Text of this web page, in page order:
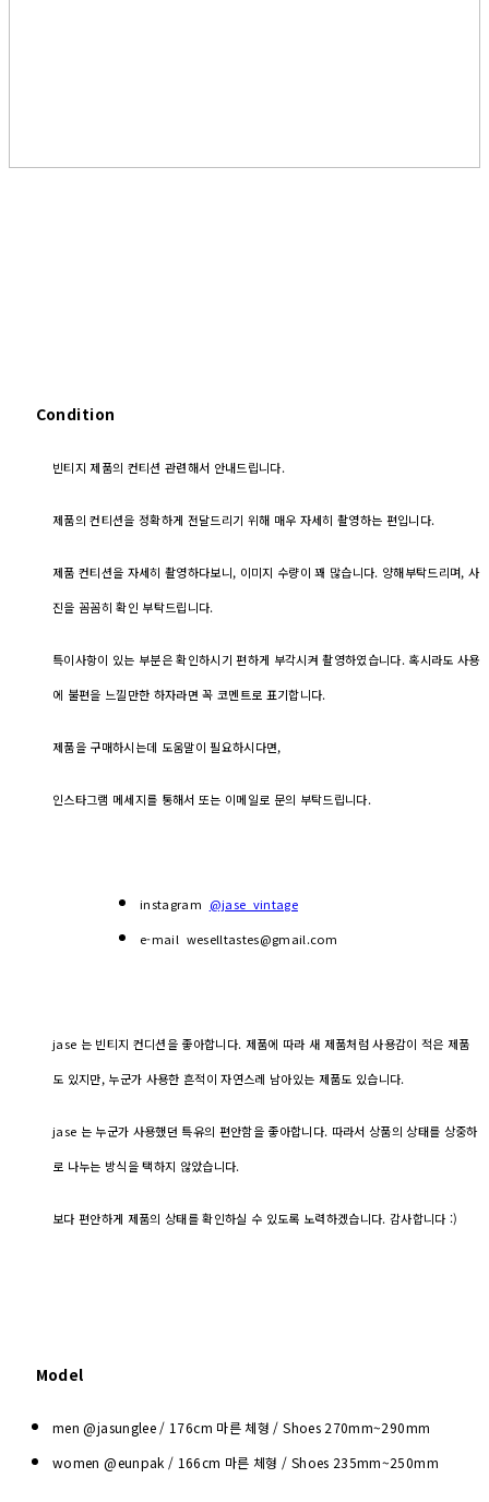
Condition
빈티지 제품의 컨티션 관련해서 안내드립니다.
제품의 컨티션을 정확하게 전달드리기 위해 매우 자세히 촬영하는 편입니다.
제품 컨티션을 자세히 촬영하다보니, 이미지 수량이 꽤 많습니다. 양해부탁드리며, 사
진을 꼼꼼히 확인 부탁드립니다.
특이사항이 있는 부분은 확인하시기 편하게 부각시켜 촬영하였습니다. 혹시라도 사용
에 불편을 느낄만한 하자라면 꼭 코멘트로 표기합니다.
제품을 구매하시는데 도움말이 필요하시다면,
인스타그램 메세지를 통해서 또는 이메일로 문의 부탁드립니다.
instagram @jase_vintage
e-mail weselltastes@gmail.com
jase 는 빈티지 컨디션을 좋아합니다. 제품에 따라 새 제품처럼 사용감이 적은 제품
도 있지만, 누군가 사용한 흔적이 자연스레 남아있는 제품도 있습니다.
jase 는 누군가 사용했던 특유의 편안함을 좋아합니다. 따라서 상품의 상태를 상중하
로 나누는 방식을 택하지 않았습니다.
보다 편안하게 제품의 상태를 확인하실 수 있도록 노력하겠습니다. 감사합니다 :)
Model
men @jasunglee / 176cm 마른 체형 / Shoes 270mm~290mm
women @eunpak / 166cm 마른 체형 / Shoes 235mm~250mm